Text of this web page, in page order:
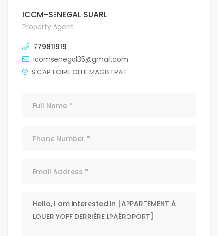
ICOM-SENEGAL SUARL
Property Agent
779811919
icomsenegal35@gmail.com
SICAP FOIRE CITE MAGISTRAT